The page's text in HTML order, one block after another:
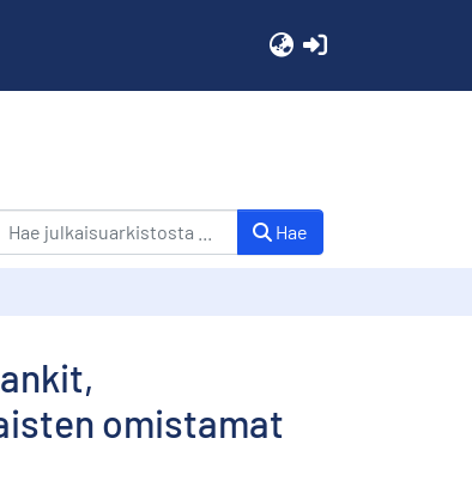
Hae
omistamat